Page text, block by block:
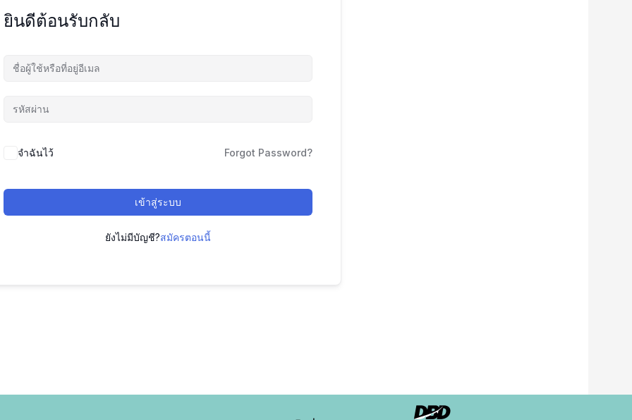
ยินดีต้อนรับกลับ
จำฉันไว้ Forgot Password?
เข้าสู่ระบบ
ยังไม่มีบัญชี?สมัครตอนนี้